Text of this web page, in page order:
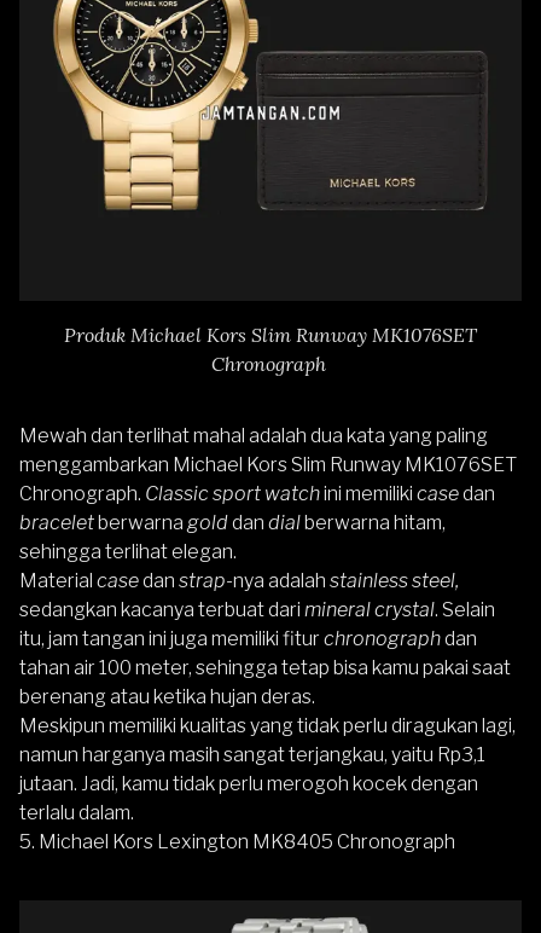
Produk Michael Kors Slim Runway MK1076SET
Chronograph
Mewah dan terlihat mahal adalah dua kata yang paling
menggambarkan Michael Kors Slim Runway MK1076SET
Chronograph. Classic sport watchini memiliki casedan
braceletberwarna golddan dialberwarna hitam,
sehingga terlihat elegan.
Material casedan strap-nya adalah stainless steel,
sedangkan kacanya terbuat dari mineral crystal. Selain
itu, jam tangan ini juga memiliki fitur chronographdan
tahan air 100 meter, sehingga tetap bisa kamu pakai saat
berenang atau ketika hujan deras.
Meskipun memiliki kualitas yang tidak perlu diragukan lagi,
namun harganya masih sangat terjangkau, yaitu Rp3,1
jutaan. Jadi, kamu tidak perlu merogoh kocek dengan
terlalu dalam.
5. Michael Kors Lexington MK8405 Chronograph